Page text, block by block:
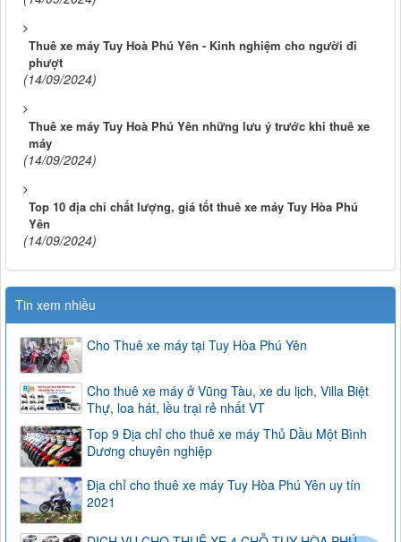
Thuê xe máy Tuy Hoà Phú Yên - Kinh nghiệm cho người đi
phượt
(14/09/2024)
Thuê xe máy Tuy Hoà Phú Yên những lưu ý trước khi thuê xe
máy
(14/09/2024)
Top 10 địa chỉ chất lượng, giá tốt thuê xe máy Tuy Hòa Phú
Yên
(14/09/2024)
Tin xem nhiều
Cho Thuê xe máy tại Tuy Hòa Phú Yên
Cho thuê xe máy ở Vũng Tàu, xe du lịch, Villa Biệt
Thự, loa hát, lều trại rẻ nhất VT
Top 9 Địa chỉ cho thuê xe máy Thủ Dầu Một Bình
Dương chuyên nghiệp
Địa chỉ cho thuê xe máy Tuy Hòa Phú Yên uy tín
2021